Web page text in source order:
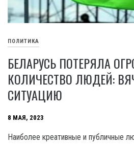
ПОЛИТИКА
БЕЛАРУСЬ ПОТЕРЯЛА
КОЛИЧЕСТВО ЛЮДЕЙ:
СИТУАЦИЮ
8 МАЯ, 2023
Наиболее креативные и публичные